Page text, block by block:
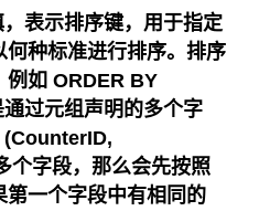
表示排序键，用于指定
种标准进行排序。排序
例如 ORDER BY
过元组声明的多个字
(CounterID,
个字段，那么会先按照
一个字段中有相同的